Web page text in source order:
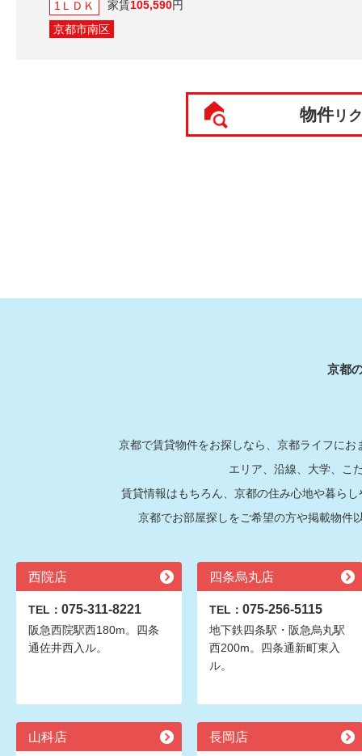
1ＬＤＫ 家賃105,590円
京都市南区
物件リ
京都
京都で賃貸物件をお探しなら、京都ライフに
エリア、沿線、大学、こ
賃貸情報はもちろん、京都の住み心地や暮ら
京都でお部屋探しをご希望の方や掲載物件
西院店
TEL： 075-311-8221
阪急西院駅西180m。四条
通佐井西入ル。
四条烏丸店
TEL： 075-256-5115
地下鉄四条駅・阪急烏丸駅
西200m。四条通新町東入
ル。
山科店 長岡店